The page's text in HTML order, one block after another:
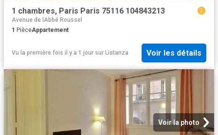
1 chambres, Paris Paris 75116 104843213
Avenue de lAbbé Roussel
1 PièceAppartement
Vu la première fois il y a 1 jour sur Listanza Voir les détails
Voir la photo